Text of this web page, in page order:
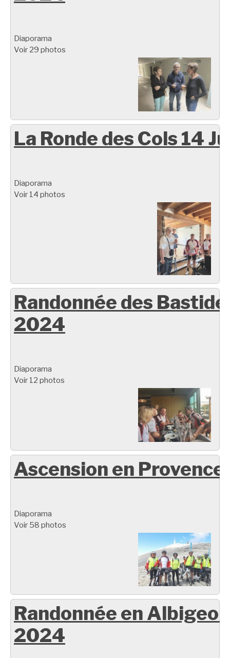
Diaporama
Voir 29 photos
La Ronde des Cols 14
Diaporama
Voir 14 photos
Randonnée des
2024
Diaporama
Voir 12 photos
Ascension en Provence
Diaporama
Voir 58 photos
Randonnée en
2024